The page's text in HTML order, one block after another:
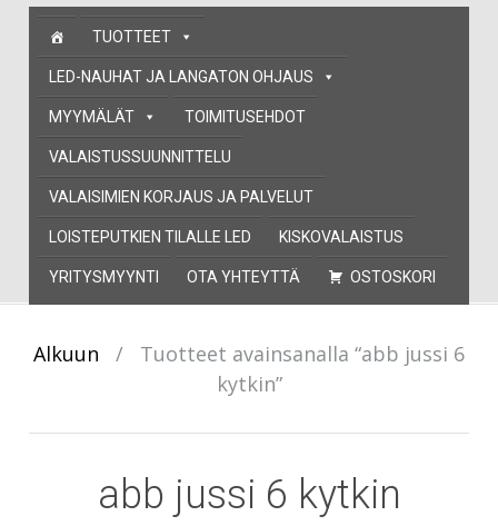
Skip
content
TUOTTEET
LED-NAUHAT JA LANGATON OHJAUS
MYYMÄLÄT TOIMITUSEHDOT
VALAISTUSSUUNNITTELU
VALAISIMIEN KORJAUS JA PALVELUT
LOISTEPUTKIEN TILALLE LED KISKOVALAISTUS
YRITYSMYYNTI OTA YHTEYTTÄ OSTOSKORI
Alkuun /
Tuotteet avainsanalla “abb jussi 6
kytkin”
abb jussi 6 kytkin